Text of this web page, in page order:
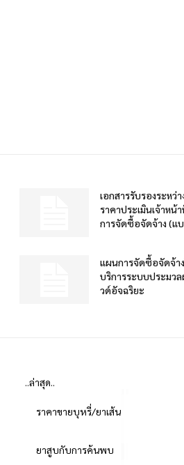
เอกสารรับรองระหว่
ราคาประเมินเจ้าหน้
การจัดซื้อจัดจ้าง (แบ
แผนการจัดซื้อจัดจ้าง
บริการระบบประมว
วด์อัจฉริยะ
..ล่าสุด..
ราคาขายบุหรี่/ยาเส้น
ยาสูบกับการค้นพบ